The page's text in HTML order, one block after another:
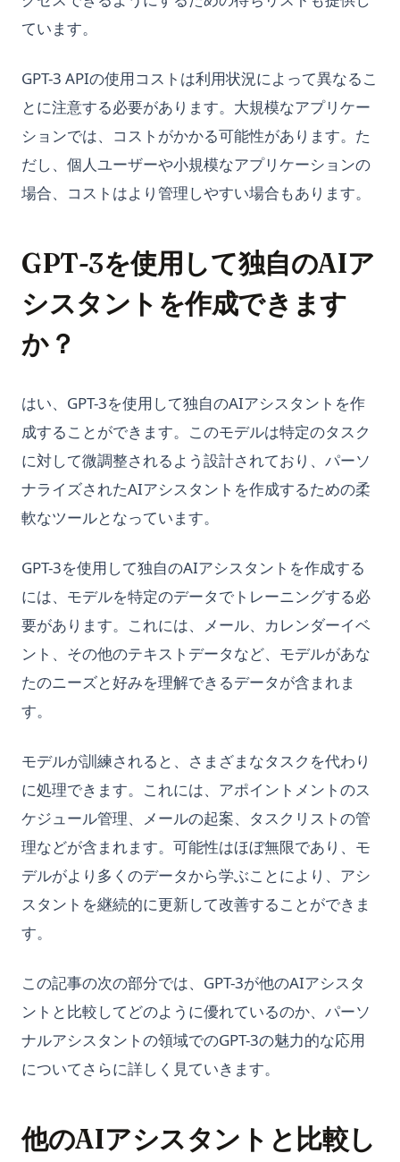
ています。
GPT-3 APIの使用コストは利用状況によって異なるこ
とに注意する必要があります。大規模なアプリケー
ションでは、コストがかかる可能性があります。た
だし、個人ユーザーや小規模なアプリケーションの
場合、コストはより管理しやすい場合もあります。
GPT-3を使用して独自のAIア
シスタントを作成できます
か？
はい、GPT-3を使用して独自のAIアシスタントを作
成することができます。このモデルは特定のタスク
に対して微調整されるよう設計されており、パーソ
ナライズされたAIアシスタントを作成するための柔
軟なツールとなっています。
GPT-3を使用して独自のAIアシスタントを作成する
には、モデルを特定のデータでトレーニングする必
要があります。これには、メール、カレンダーイベ
ント、その他のテキストデータなど、モデルがあな
たのニーズと好みを理解できるデータが含まれま
す。
モデルが訓練されると、さまざまなタスクを代わり
に処理できます。これには、アポイントメントのス
ケジュール管理、メールの起案、タスクリストの管
理などが含まれます。可能性はほぼ無限であり、モ
デルがより多くのデータから学ぶことにより、アシ
スタントを継続的に更新して改善することができま
す。
この記事の次の部分では、GPT-3が他のAIアシスタ
ントと比較してどのように優れているのか、パーソ
ナルアシスタントの領域でのGPT-3の魅力的な応用
についてさらに詳しく見ていきます。
他のAIアシスタントと比較し